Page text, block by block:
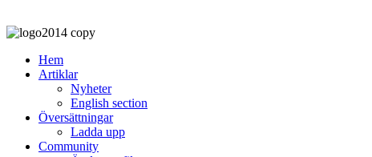
Hem
Artiklar
Nyheter
English section
Översättningar
Ladda upp
Community